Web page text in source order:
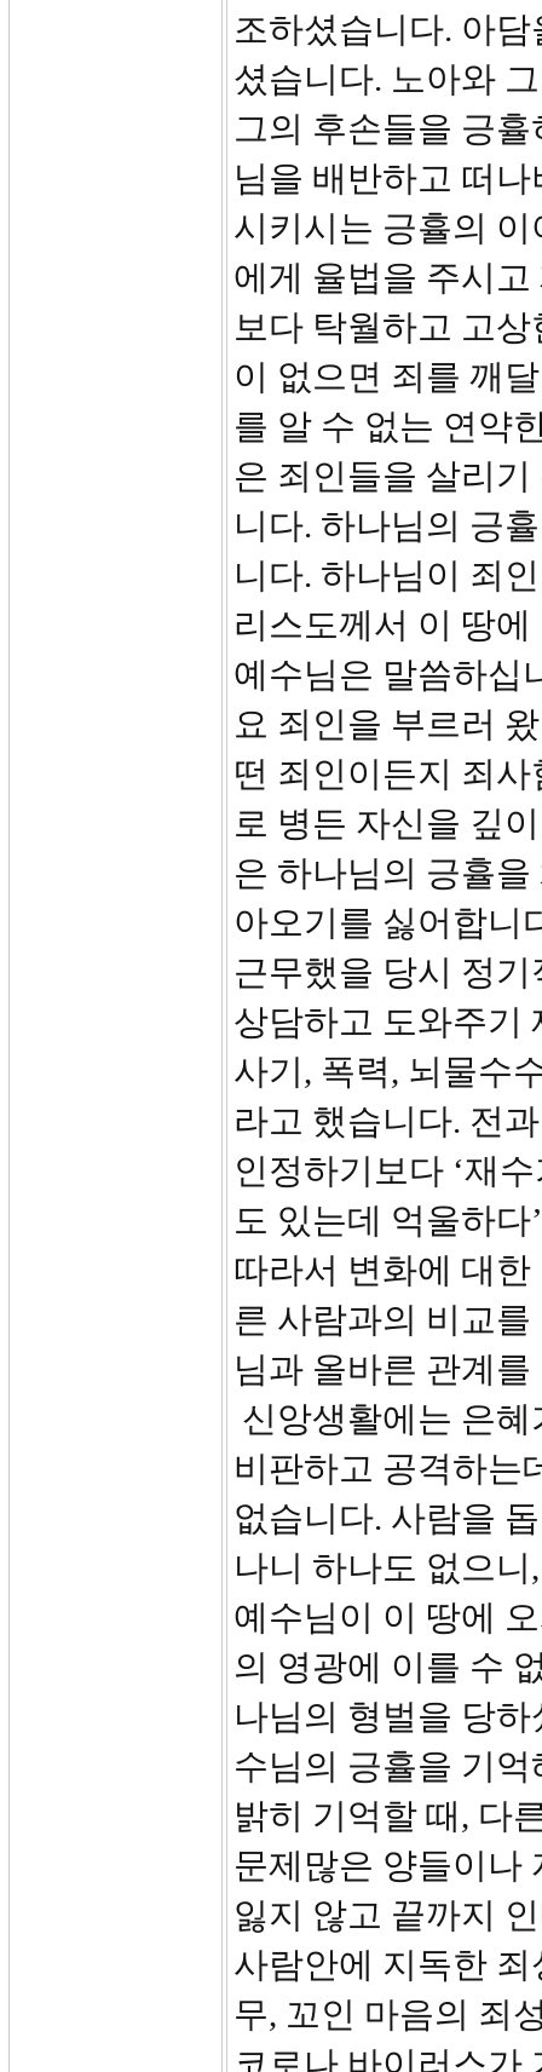
조하셨습니다. 아
셨습니다. 노아와
그의 후손들을 긍
님을 배반하고 떠
시키시는 긍휼의
에게 율법을 주시
보다 탁월하고 고
이 없으면 죄를 깨
를 알 수 없는 연약
은 죄인들을 살리
니다. 하나님의 긍
니다. 하나님이 죄
리스도께서 이 땅
예수님은 말씀하십
요 죄인을 부르러
떤 죄인이든지 죄
로 병든 자신을 깊
은 하나님의 긍휼
아오기를 싫어합니
근무했을 당시 정
상담하고 도와주기
사기, 폭력, 뇌물수
라고 했습니다. 전
인정하기보다 ‘재
도 있는데 억울하
따라서 변화에 대
른 사람과의 비교
님과 올바른 관계
신앙생활에는 은
비판하고 공격하는
없습니다. 사람을
나니 하나도 없으
예수님이 이 땅에
의 영광에 이를 수
나님의 형벌을 당
수님의 긍휼을 기
밝히 기억할 때, 다
문제많은 양들이나
잃지 않고 끝까지
사람안에 지독한
무, 꼬인 마음의 죄
코로나 바이러스가